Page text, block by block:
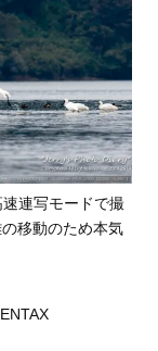
連写モードで撮
移動のため本気